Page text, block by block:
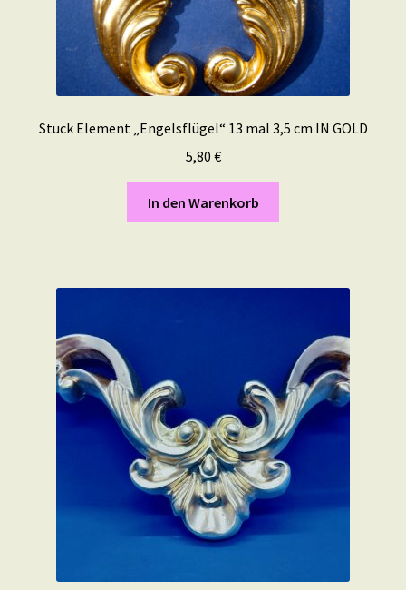
Stuck Element „Engelsflügel“ 13 mal 3,5 cm IN GOLD
5,80 €
In den Warenkorb